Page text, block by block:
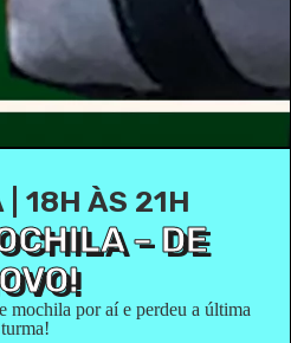
| 18H ÀS 21H
– DE
mochila por aí e perdeu a última
turma!